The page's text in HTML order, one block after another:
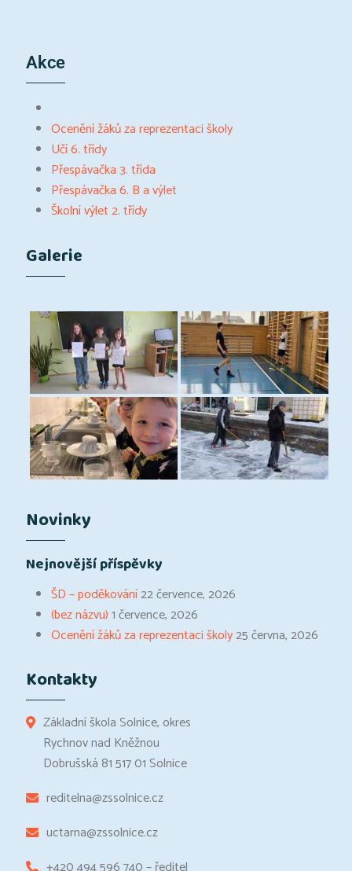
Akce
Ocenění žáků za reprezentaci školy
Učí 6. třídy
Přespávačka 3. třída
Přespávačka 6. B a výlet
Školní výlet 2. třídy
Galerie
Novinky
Nejnovější příspěvky
ŠD – poděkování22 července, 2026
(bez názvu)1 července, 2026
Ocenění žáků za reprezentaci školy25 června, 2026
Kontakty
Základní škola Solnice, okres
Rychnov nad Kněžnou
Dobrušská 81 517 01 Solnice
reditelna@zssolnice.cz
uctarna@zssolnice.cz